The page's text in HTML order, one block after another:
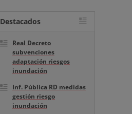
Destacados
Real Decreto
subvenciones
adaptación riesgos
inundación
Inf. Pública RD medidas
gestión riesgo
inundación